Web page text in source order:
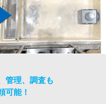
管理、調査も
可能！